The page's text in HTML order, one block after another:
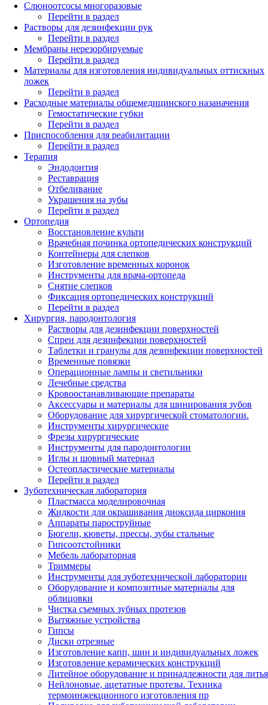
Слюноотсосы многоразовые
Перейти в раздел
Растворы для дезинфекции рук
Перейти в раздел
Мембраны нерезорбируемые
Перейти в раздел
Материалы для изготовления индивидуальных оттискных
ложек
Перейти в раздел
Расходные материалы общемедицинского назаначения
Гемостатические губки
Перейти в раздел
Приспособления для реабилитации
Перейти в раздел
Терапия
Эндодонтия
Реставрация
Отбеливание
Украшения на зубы
Перейти в раздел
Ортопедия
Восстановление культи
Врачебная починка ортопедических конструкций
Контейнеры для слепков
Изготовление временных коронок
Инструменты для врача-ортопеда
Снятие слепков
Фиксация ортопедических конструкций
Перейти в раздел
Хирургия, пародонтология
Растворы для дезинфекции поверхностей
Спреи для дезинфекции поверхностей
Таблетки и гранулы для дезинфекции поверхностей
Временные повязки
Операционные лампы и светильники
Лечебные средства
Кровоостанавливающие препараты
Аксессуары и материалы для шинирования зубов
Оборудование для хирургической стоматологии.
Инструменты хирургические
Фрезы хирургические
Инструменты для пародонтологии
Иглы и шовный материал
Остеопластические материалы
Перейти в раздел
Зуботехническая лаборатория
Пластмасса моделировочная
Жидкости для окрашивания диоксида циркония
Аппараты пароструйные
Бюгели, кюветы, прессы, зубы стальные
Гипсоотстойники
Мебель лабораторная
Триммеры
Инструменты для зуботехнической лаборатории
Оборудование и композитные материалы для
облицовки
Чистка съемных зубных протезов
Вытяжные устройства
Гипсы
Диски отрезные
Изготовление капп, шин и индивидуальных ложек
Изготовление керамических конструкций
Литейное оборудование и принадлежности для литья
Нейлоновые, ацетатные протезы. Техника
термоинжекционного изготовления пр